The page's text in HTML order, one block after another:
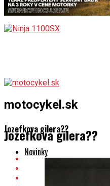
motocykel.sk
Jozefkova gilera??
Novinky
Jozefkova gilera??